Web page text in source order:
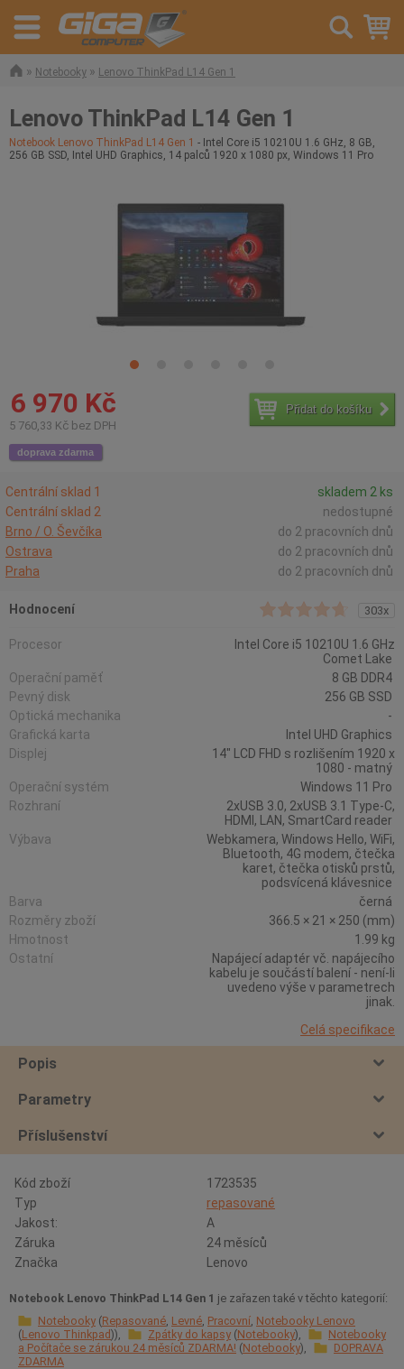
» Notebooky » Lenovo ThinkPad L14 Gen 1
Lenovo ThinkPad L14 Gen 1
Notebook Lenovo ThinkPad L14 Gen 1 - Intel Core i5 10210U 1.6 GHz, 8 GB,
256 GB SSD, Intel UHD Graphics, 14 palců 1920 x 1080 px, Windows 11 Pro
6 970 Kč
5 760,33 Kč bez DPH
Přidat do košíku
doprava zdarma
Centrální sklad 1
skladem 2 ks
Centrální sklad 2
nedostupné
Brno / O. Ševčíka
do 2 pracovních dnů
Ostrava
do 2 pracovních dnů
Praha
do 2 pracovních dnů
Hodnocení 303x
Procesor
Intel Core i5 10210U 1.6 GHz
Comet Lake
Operační paměť
8 GB DDR4
Pevný disk
256 GB SSD
Optická mechanika
-
Grafická karta
Intel UHD Graphics
Displej
14" LCD FHD s rozlišením 1920 x
1080 - matný
Operační systém
Windows 11 Pro
Rozhraní
2xUSB 3.0, 2xUSB 3.1 Type-C,
HDMI, LAN, SmartCard reader
Výbava
Webkamera, Windows Hello, WiFi,
Bluetooth, 4G modem, čtečka
karet, čtečka otisků prstů,
podsvícená klávesnice
Barva
černá
Rozměry zboží
366.5 × 21 × 250 (mm)
Hmotnost
1.99 kg
Ostatní
Napájecí adaptér vč. napájecího
kabelu je součástí balení - není-li
uvedeno výše v parametrech
jinak.
Celá specifikace
Popis
Parametry
Příslušenství
Kód zboží
1723535
Typ
repasované
Jakost:
A
Záruka
24 měsíců
Značka
Lenovo
Notebook Lenovo ThinkPad L14 Gen 1 je zařazen také v těchto kategorií:
Notebooky Repasované Levné Pracovní Notebooky Lenovo
Lenovo Thinkpad
Zpátky do kapsy Notebooky
Notebooky
a Počítače se zárukou 24 měsíců ZDARMA! Notebooky
DOPRAVA
ZDARMA